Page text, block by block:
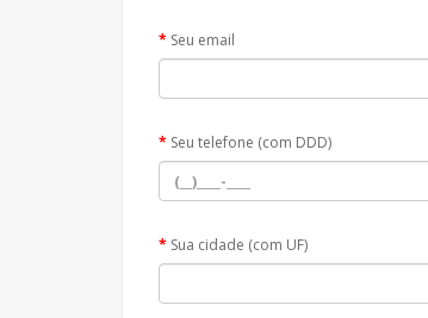
Seu email
Seu telefone (com DDD)
Sua cidade (com UF)